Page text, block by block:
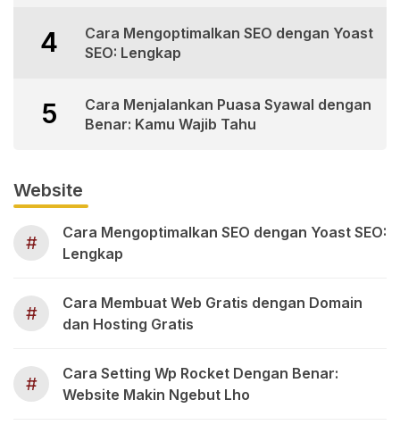
4
Cara Mengoptimalkan SEO dengan Yoast
SEO: Lengkap
5
Cara Menjalankan Puasa Syawal dengan
Benar: Kamu Wajib Tahu
Website
#
Cara Mengoptimalkan SEO dengan Yoast SEO:
Lengkap
#
Cara Membuat Web Gratis dengan Domain
dan Hosting Gratis
#
Cara Setting Wp Rocket Dengan Benar:
Website Makin Ngebut Lho